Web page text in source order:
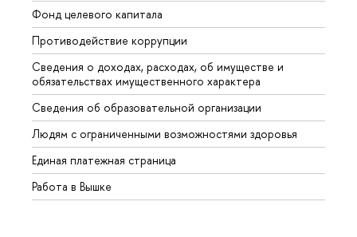
Фонд целевого капитала
Противодействие коррупции
Сведения о доходах, расходах, об имуществе и
обязательствах имущественного характера
Сведения об образовательной организации
Людям с ограниченными возможностями здоровья
Единая платежная страница
Работа в Вышке